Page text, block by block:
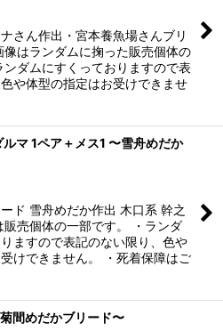
さん作出・宮本養魚場さんブリ
像はランダムに掬った販売個体の
ダムにすくっておりますので表
や体型の指定はお受けできませ
マ 1ペア＋メス1 〜雪舟めだか
ド 雪舟めだか作出 木口系 幹之
販売個体の一部です。 ・ランダ
ますので表記のない限り、色や
けできません。 ・死着保障はご
間めだかブリード〜